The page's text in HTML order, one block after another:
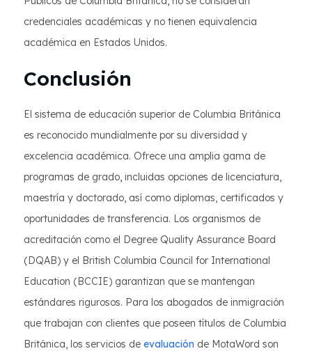
credenciales académicas y no tienen equivalencia
académica en Estados Unidos.
Conclusión
El sistema de educación superior de Columbia Británica
es reconocido mundialmente por su diversidad y
excelencia académica. Ofrece una amplia gama de
programas de grado, incluidas opciones de licenciatura,
maestría y doctorado, así como diplomas, certificados y
oportunidades de transferencia. Los organismos de
acreditación como el Degree Quality Assurance Board
(DQAB) y el British Columbia Council for International
Education (BCCIE) garantizan que se mantengan
estándares rigurosos. Para los abogados de inmigración
que trabajan con clientes que poseen títulos de Columbia
Británica, los servicios de evaluación de MotaWord son